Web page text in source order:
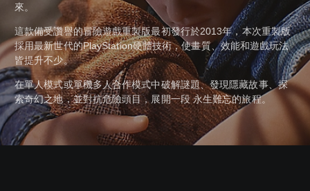
來。
這款備受讚譽的冒險遊戲重製版最初發行於2013年，本次重製版
採用最新世代的PlayStation硬體技術，使畫質、效能和遊戲玩法
皆提升不少。
在單人模式或單機多人合作模式中破解謎題、發現隱藏故事、探
索奇幻之地，並對抗危險頭目，展開一段 永生難忘的旅程。